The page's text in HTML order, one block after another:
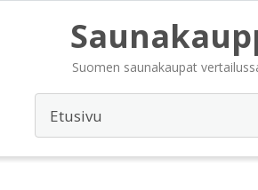
Suomen saunakaupat